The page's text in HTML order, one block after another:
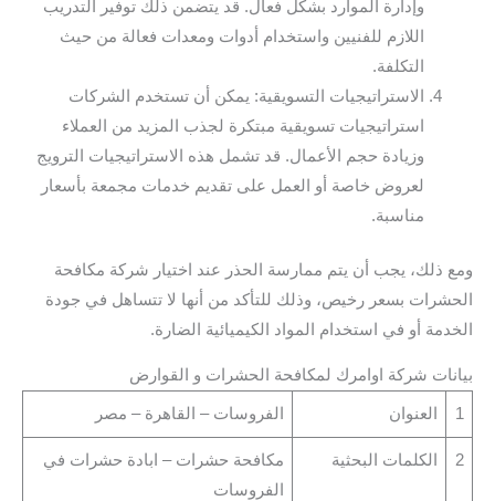
وإدارة الموارد بشكل فعال. قد يتضمن ذلك توفير التدريب
اللازم للفنيين واستخدام أدوات ومعدات فعالة من حيث
التكلفة.
الاستراتيجيات التسويقية: يمكن أن تستخدم الشركات
استراتيجيات تسويقية مبتكرة لجذب المزيد من العملاء
وزيادة حجم الأعمال. قد تشمل هذه الاستراتيجيات الترويج
لعروض خاصة أو العمل على تقديم خدمات مجمعة بأسعار
مناسبة.
ومع ذلك، يجب أن يتم ممارسة الحذر عند اختيار شركة مكافحة
الحشرات بسعر رخيص، وذلك للتأكد من أنها لا تتساهل في جودة
الخدمة أو في استخدام المواد الكيميائية الضارة.
بيانات شركة اوامرك لمكافحة الحشرات و القوارض
1 العنوان الفروسات – القاهرة – مصر
2 الكلمات البحثية
مكافحة حشرات – ابادة حشرات في
الفروسات